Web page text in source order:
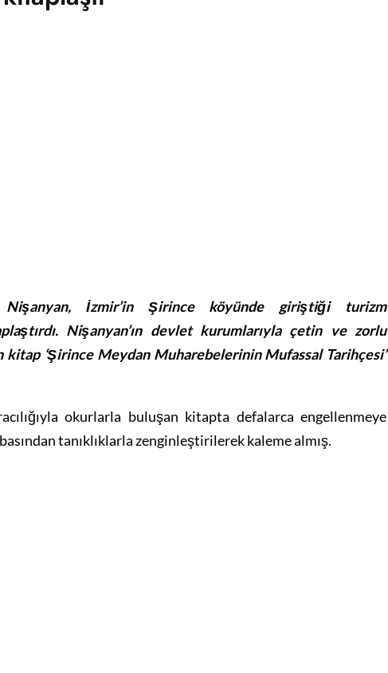
Nişanyan, İzmir’in Şirince köyünde giriştiği turizm
Nişanyan’ın devlet kurumlarıyla çetin ve zorlu
kitap ‘Şirince Meydan Muharebelerinin Mufassal Tarihçesi’
okurlarla buluşan kitapta defalarca engellenmeye
tanıklıklarla zenginleştirilerek kaleme almış.